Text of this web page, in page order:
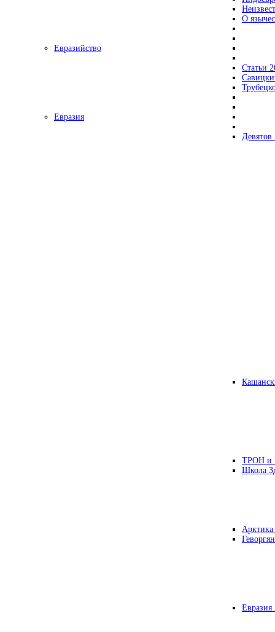
О
Евразийство
Статьи
Евразия
ТРОН и
Школа
Евразия